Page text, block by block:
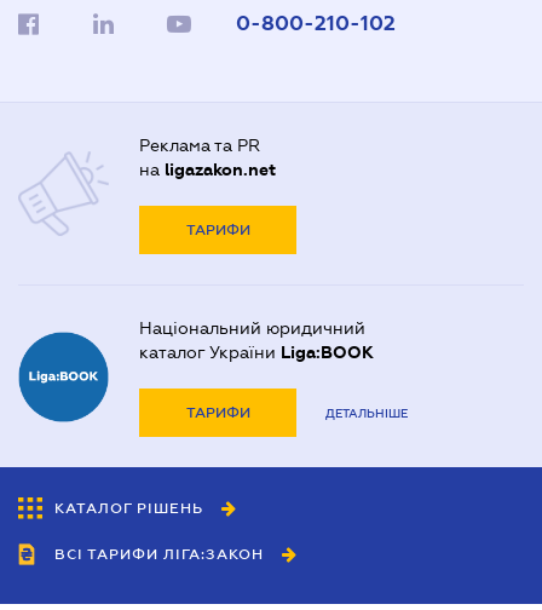
0-800-210-102
Реклама та PR
на ligazakon.net
ТАРИФИ
Національний юридичний
каталог України Liga:BOOK
ТАРИФИ ДЕТАЛЬНІШЕ
КАТАЛОГ РІШЕНЬ
ВСІ ТАРИФИ ЛІГА:ЗАКОН